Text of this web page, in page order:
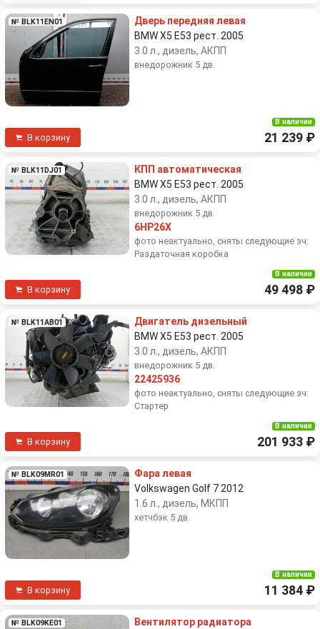
№ BLK11EN01
Дверь передняя левая
BMW X5 E53 рест. 2005
3.0 л., дизель, АКПП
внедорожник 5 дв.
В корзину
В наличии
21 239 ₽
№ BLK11DJ01
КПП автоматическая
BMW X5 E53 рест. 2005
3.0 л., дизель, АКПП
внедорожник 5 дв.
6HP26X
фото неактуально, сняты следующие зч:
Раздаточная коробка
В корзину
В наличии
49 498 ₽
№ BLK11AB01
Двигатель дизельный
BMW X5 E53 рест. 2005
3.0 л., дизель, АКПП
внедорожник 5 дв.
22425936
фото неактуально, сняты следующие зч:
Стартер
В корзину
В наличии
201 933 ₽
№ BLK09MR01
Фара левая
Volkswagen Golf 7 2012
1.6 л., дизель, МКПП
хетчбэк 5 дв.
В корзину
В наличии
11 384 ₽
№ BLK09KE01
Вентилятор радиатора